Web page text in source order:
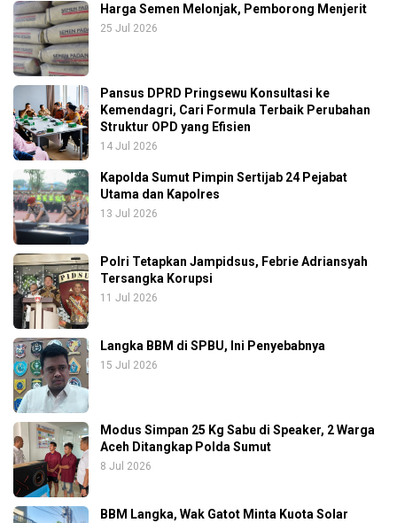
Harga Semen Melonjak, Pemborong Menjerit
25 Jul 2026
Pansus DPRD Pringsewu Konsultasi ke
Kemendagri, Cari Formula Terbaik Perubahan
Struktur OPD yang Efisien
14 Jul 2026
Kapolda Sumut Pimpin Sertijab 24 Pejabat
Utama dan Kapolres
13 Jul 2026
Polri Tetapkan Jampidsus, Febrie Adriansyah
Tersangka Korupsi
11 Jul 2026
Langka BBM di SPBU, Ini Penyebabnya
15 Jul 2026
Modus Simpan 25 Kg Sabu di Speaker, 2 Warga
Aceh Ditangkap Polda Sumut
8 Jul 2026
BBM Langka, Wak Gatot Minta Kuota Solar